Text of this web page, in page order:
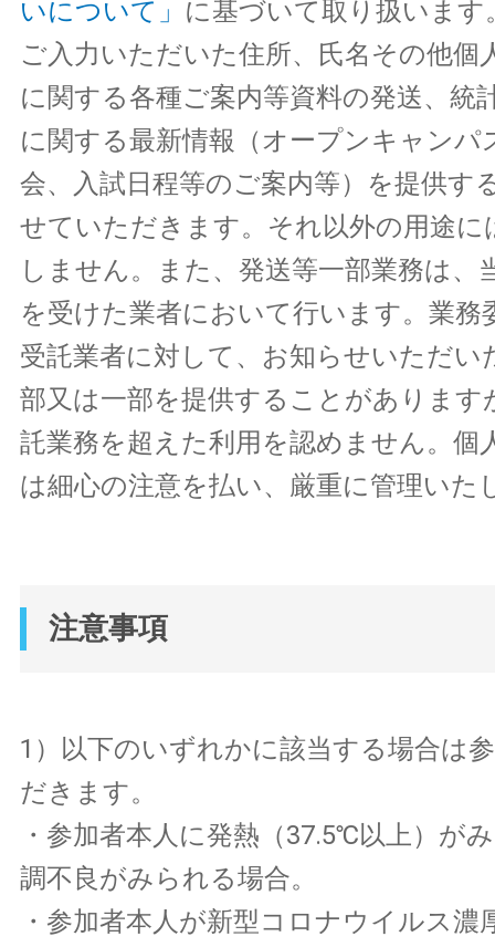
いについて」 に基づいて取り扱います
ご入力いただいた住所、氏名その他個
に関する各種ご案内等資料の発送、統
に関する最新情報（オープンキャンパ
会、入試日程等のご案内等）を提供す
せていただきます。それ以外の用途に
しません。また、発送等一部業務は、
を受けた業者において行います。業務
受託業者に対して、お知らせいただい
部又は一部を提供することがあります
託業務を超えた利用を認めません。個
は細心の注意を払い、厳重に管理いた
注意事項
1）以下のいずれかに該当する場合は
だきます。
・参加者本人に発熱（37.5℃以上）が
調不良がみられる場合。
・参加者本人が新型コロナウイルス濃